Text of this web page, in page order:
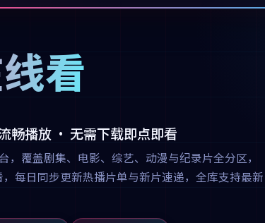
看
畅播放 · 无需下载即点即看
覆盖剧集、电影、综艺、动漫与纪录片全分区，
每日同步更新热播片单与新片速递，全库支持最新